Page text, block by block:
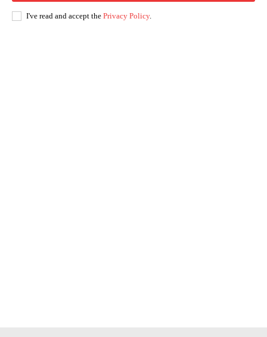
I've read and accept the Privacy Policy.